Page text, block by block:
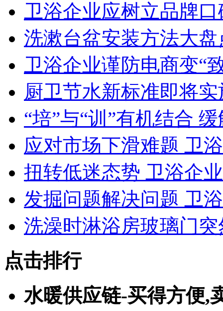
卫浴企业应树立品牌
洗漱台盆安装方法大盘
卫浴企业谨防电商变“
厨卫节水新标准即将实
“培”与“训”有机结合
应对市场下滑难题 卫
扭转低迷态势 卫浴企
发掘问题解决问题 卫
洗澡时淋浴房玻璃门
点击排行
水暖供应链-买得方便,